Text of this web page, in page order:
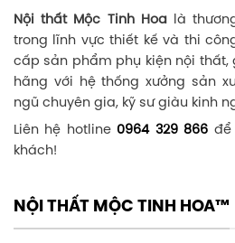
Nội thất Mộc Tinh Hoalà
trong lĩnh vực thiết kế và thi
cấp sản phẩm phụ kiện nội thất,
hãng với hệ thống xưởng sản
ngũ chuyên gia, kỹ sư giàu kinh
Liên hệ hotline 0964 329 866 để
khách!
NỘI THẤT MỘC TINH HOA™